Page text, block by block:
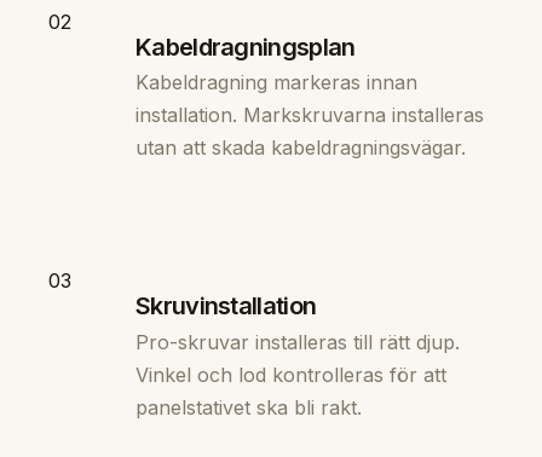
02
Kabeldragningsplan
Kabeldragning markeras innan
installation. Markskruvarna installeras
utan att skada kabeldragningsvägar.
03
Skruvinstallation
Pro-skruvar installeras till rätt djup.
Vinkel och lod kontrolleras för att
panelstativet ska bli rakt.